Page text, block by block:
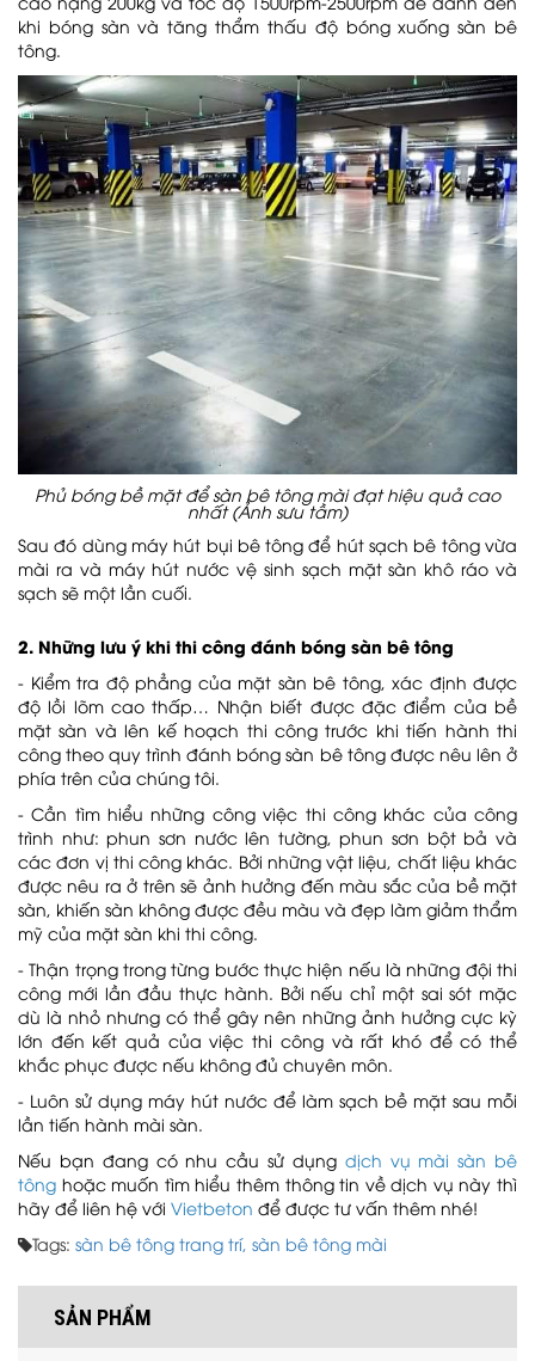
khi bóng sàn và tăng thẩm thấu độ bóng xuống sàn bê
tông.
Phủ bóng bề mặt để sàn bê tông mài đạt hiệu quả cao
nhất (Ảnh sưu tầm)
Sau đó dùng máy hút bụi bê tông để hút sạch bê tông vừa
mài ra và máy hút nước vệ sinh sạch mặt sàn khô ráo và
sạch sẽ một lần cuối.
2. Những lưu ý khi thi công đánh bóng sàn bê tông
- Kiểm tra độ phẳng của mặt sàn bê tông, xác định được
độ lồi lõm cao thấp… Nhận biết được đặc điểm của bề
mặt sàn và lên kế hoạch thi công trước khi tiến hành thi
công theo quy trình đánh bóng sàn bê tông được nêu lên ở
phía trên của chúng tôi.
- Cần tìm hiểu những công việc thi công khác của công
trình như: phun sơn nước lên tường, phun sơn bột bả và
các đơn vị thi công khác. Bởi những vật liệu, chất liệu khác
được nêu ra ở trên sẽ ảnh hưởng đến màu sắc của bề mặt
sàn, khiến sàn không được đều màu và đẹp làm giảm thẩm
mỹ của mặt sàn khi thi công.
- Thận trọng trong từng bước thực hiện nếu là những đội thi
công mới lần đầu thực hành. Bởi nếu chỉ một sai sót mặc
dù là nhỏ nhưng có thể gây nên những ảnh hưởng cực kỳ
lớn đến kết quả của việc thi công và rất khó để có thể
khắc phục được nếu không đủ chuyên môn.
- Luôn sử dụng máy hút nước để làm sạch bề mặt sau mỗi
lần tiến hành mài sàn.
Nếu bạn đang có nhu cầu sử dụng dịch vụ mài sàn bê
tông hoặc muốn tìm hiểu thêm thông tin về dịch vụ này thì
hãy để liên hệ với Vietbeton để được tư vấn thêm nhé!
Tags: sàn bê tông trang trí, sàn bê tông mài
SẢN PHẨM